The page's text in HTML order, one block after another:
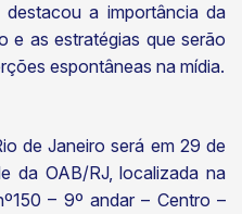
destacou a importância da
e as estratégias que serão
espontâneas na mídia.
de Janeiro será em 29 de
da OAB/RJ, localizada na
– 9º andar – Centro –